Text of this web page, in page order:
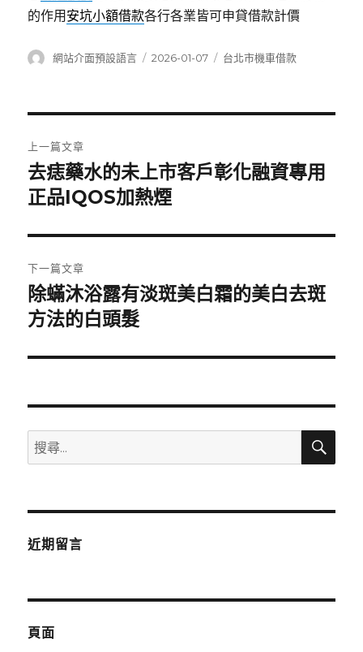
的作用 安坑小額借款各行各業皆可申貸借款計價
作
網站介面預設語言
發
2026-01-07
分
台北市機車借款
章
導
覽
上一篇文章
上
一
文
章:
去痣藥水的未上市客戶彰化融資專用
正品IQOS加熱煙
下一篇文章
下
一
文
除蟎沐浴露有淡斑美白霜的美白去斑
方法的白頭髮
搜
尋
鍵
搜
近期留言
頁面